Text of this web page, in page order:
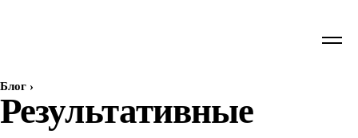
Блог ›
Результативные